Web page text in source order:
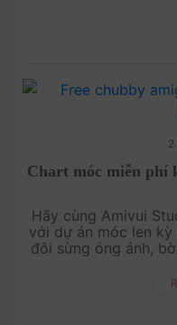
2
Chart móc miễn phí
Hãy cùng Amivui
với dự án móc len kỳ
đôi sừng óng ánh,